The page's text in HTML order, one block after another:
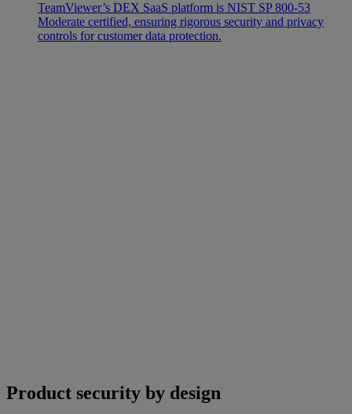
TeamViewer’s DEX SaaS platform is NIST SP 800-53
Moderate certified, ensuring rigorous security and privacy
controls for customer data protection.
Product security by design